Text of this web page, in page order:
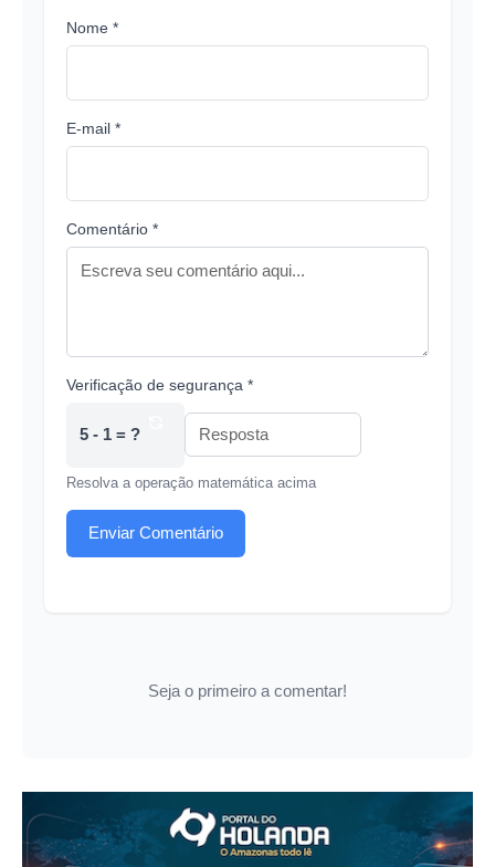
Nome *
E-mail *
Comentário *
Verificação de segurança *
5 - 1 = ?
Resolva a operação matemática acima
Enviar Comentário
Seja o primeiro a comentar!